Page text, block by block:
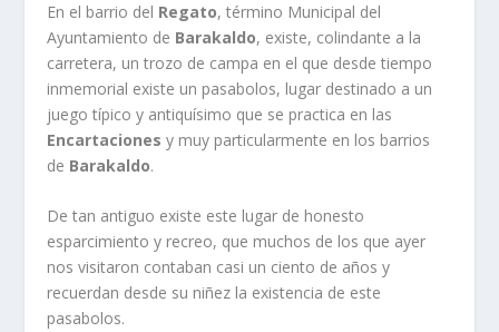
En el barrio del Regato, término Municipal del
Ayuntamiento de Barakaldo, existe, colindante a la
carretera, un trozo de campa en el que desde tiempo
inmemorial existe un pasabolos, lugar destinado a un
juego tí­pico y antiquí­simo que se practica en las
Encartaciones y muy particularmente en los barrios
de Barakaldo.
De tan antiguo existe este lugar de honesto
esparcimiento y recreo, que muchos de los que ayer
nos visitaron contaban casi un ciento de años y
recuerdan desde su niñez la existencia de este
pasabolos.